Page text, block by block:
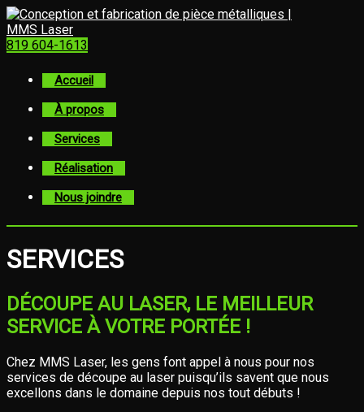
819 604-1613
Accueil
À propos
Services
Réalisation
Nous joindre
SERVICES
DÉCOUPE AU LASER, LE MEILLEUR
SERVICE À VOTRE PORTÉE !
Chez MMS Laser, les gens font appel à nous pour nos
services de découpe au laser puisqu’ils savent que nous
excellons dans le domaine depuis nos tout débuts !